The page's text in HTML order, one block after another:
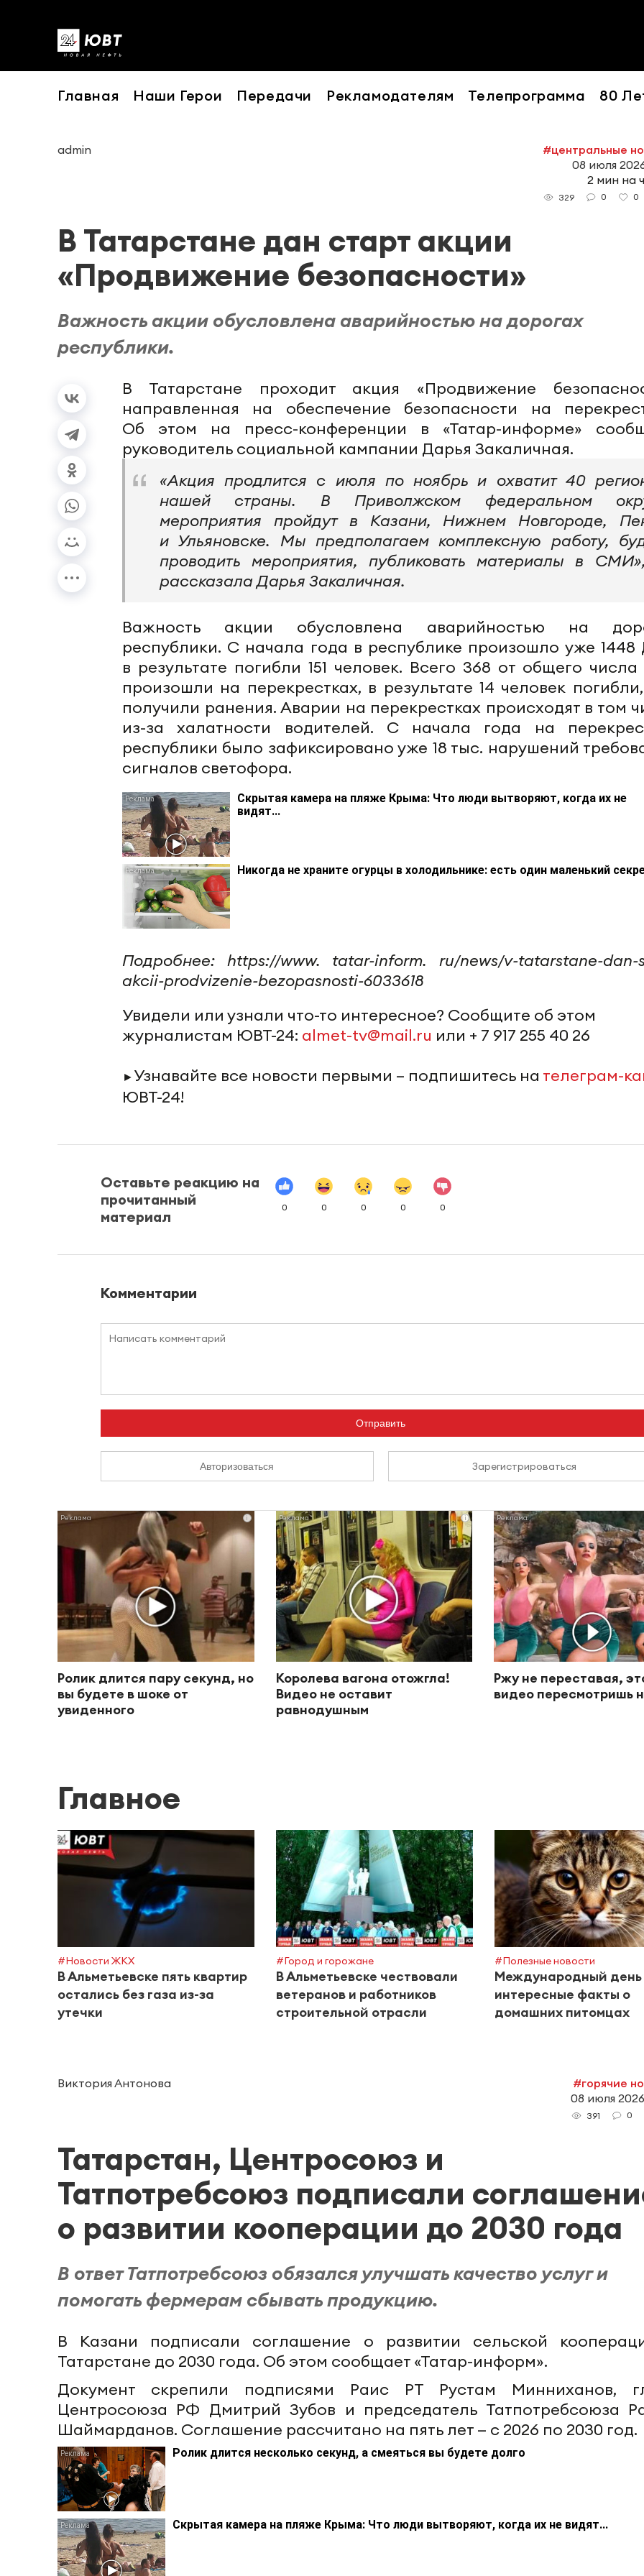
Главная Наши Герои Передачи Рекламодателям Телепрограмма 80
admin
#центральные
08 июля
2 мин на
329 0 0
В Татарстане дан старт акции
«Продвижение безопасности»
Важность акции обусловлена аварийностью на дорогах
республики.
В Татарстане проходит акция «Продвижение
направленная на обеспечение безопасности на
Об этом на пресс-конференции в «Татар-информе»
руководитель социальной кампании Дарья Закаличная.
«Акция продлится с июля по ноябрь и охватит 40
нашей страны. В Приволжском федеральном
мероприятия пройдут в Казани, Нижнем Новгороде,
и Ульяновске. Мы предполагаем комплексную работу,
проводить мероприятия, публиковать материалы в
рассказала Дарья Закаличная.
Важность акции обусловлена аварийностью на
республики. С начала года в республике произошло уже 1448
в результате погибли 151 человек. Всего 368 от общего
произошли на перекрестках, в результате 14 человек
получили ранения. Аварии на перекрестках происходят в том
из-за халатности водителей. С начала года на
республики было зафиксировано уже 18 тыс. нарушений
сигналов светофора.
Скрытая камера на пляже Крыма: Что люди вытворяют, когда их не
видят...
Никогда не храните огурцы в холодильнике: есть один маленький
Подробнее: https://www. tatar-inform. ru/news/v-tatarstane-dan-
akcii-prodvizenie-bezopasnosti-6033618
Увидели или узнали что-то интересное? Сообщите об этом
журналистам ЮВТ-24: almet-tv@mail.ru или + 7 917 255 40 26
► Узнавайте все новости первыми – подпишитесь на телеграм-
ЮВТ-24!
Оставьте реакцию на
прочитанный
материал
0 0 0 0 0
Комментарии
Отправить
Авторизоваться Зарегистрироваться
i
Ролик длится пару секунд, но
вы будете в шоке от
увиденного
i
Королева вагона отожгла!
Видео не оставит
равнодушным
Ржу не переставая,
видео пересмотришь
Главное
#Новости ЖКХ
В Альметьевске пять квартир
остались без газа из-за
утечки
#Город и горожане
В Альметьевске чествовали
ветеранов и работников
строительной отрасли
#Полезные новости
Международный день
интересные факты о
домашних питомцах
Виктория Антонова
#горячие
08 июля
391 0
Татарстан, Центросоюз и
Татпотребсоюз подписали
о развитии кооперации до 2030 года
В ответ Татпотребсоюз обязался улучшать качество услуг и
помогать фермерам сбывать продукцию.
В Казани подписали соглашение о развитии сельской
Татарстане до 2030 года. Об этом сообщает «Татар-информ».
Документ скрепили подписями Раис РТ Рустам Минниханов,
Центросоюза РФ Дмитрий Зубов и председатель Татпотребсоюза
Шаймарданов. Соглашение рассчитано на пять лет — с 2026 по 2030 год.
Ролик длится несколько секунд, а смеяться вы будете долго
Скрытая камера на пляже Крыма: Что люди вытворяют, когда их не видят...